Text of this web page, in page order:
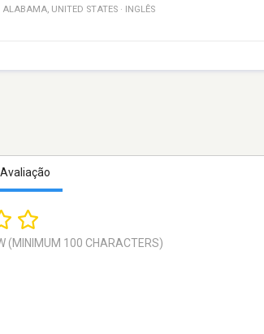
ALABAMA, UNITED STATES · INGLÊS